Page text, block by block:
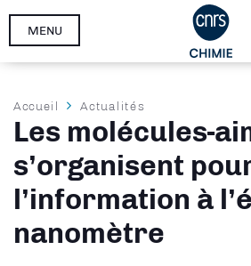
Aller
MENU
Fil
d'Ariane
Accueil Actualités
Les molécules-
s’organisent
l’information à
nanomètre